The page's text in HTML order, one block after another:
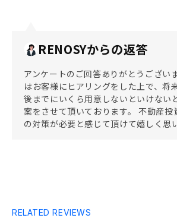
RENOSYからの返答
アンケートのご回答ありがとうござい
はお客様にヒアリングをした上で、将
後までにいくら用意しないといけない
案をさせて頂いております。 不動産投
の対策が必要と感じて頂けて嬉しく思
RELATED REVIEWS